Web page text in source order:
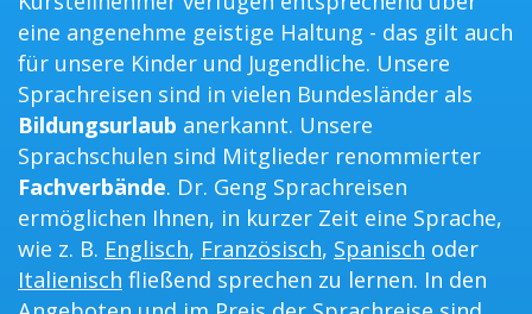
eine angenehme geistige Haltung - das gilt auch
für unsere Kinder und Jugendliche. Unsere
Sprachreisen sind in vielen Bundesländer als
Bildungsurlaub anerkannt. Unsere
Sprachschulen sind Mitglieder renommierter
Fachverbände. Dr. Geng Sprachreisen
ermöglichen Ihnen, in kurzer Zeit eine Sprache,
wie z. B. Englisch, Französisch, Spanisch oder
Italienisch fließend sprechen zu lernen. In den